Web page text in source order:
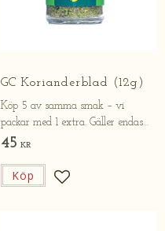
GC Korianderblad (12g​​​)
Köp 5 av samma smak – vi
packar med 1 extra. Gäller endast
online.
45 KR
Lägg till i
Köp